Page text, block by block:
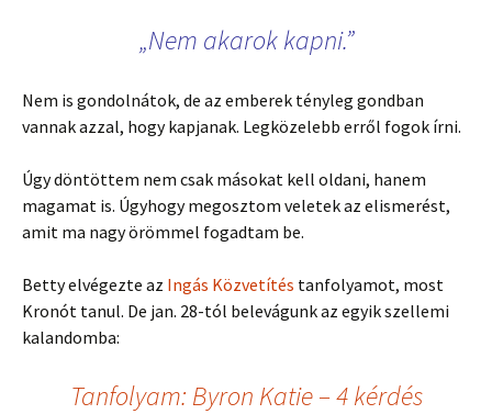
„Nem akarok kapni.”
Nem is gondolnátok, de az emberek tényleg gondban
vannak azzal, hogy kapjanak. Legközelebb erről fogok írni.
Úgy döntöttem nem csak másokat kell oldani, hanem
magamat is. Úgyhogy megosztom veletek az elismerést,
amit ma nagy örömmel fogadtam be.
Betty elvégezte az Ingás Közvetítés tanfolyamot, most
Kronót tanul. De jan. 28-tól belevágunk az egyik szellemi
kalandomba:
Tanfolyam: Byron Katie – 4 kérdés